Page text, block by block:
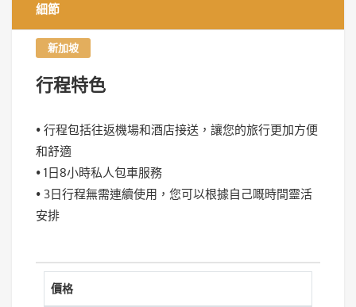
細節
新加坡
行程特色
• 行程包括往返機場和酒店接送，讓您的旅行更加方便
和舒適
• 1日8小時私人包車服務
• 3日行程無需連續使用，您可以根據自己嘅時間靈活
安排
價格